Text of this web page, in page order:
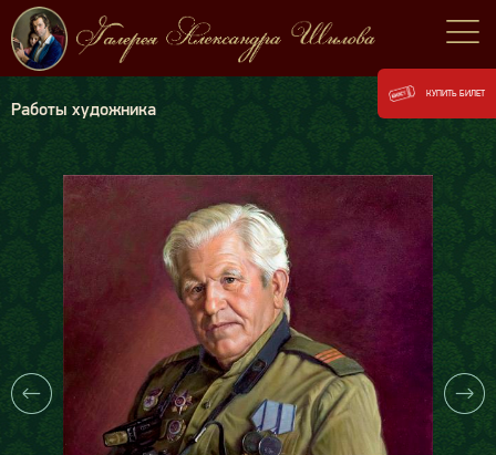
Работы художника
КУПИТЬ БИЛЕТ